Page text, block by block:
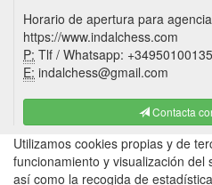
Horario de apertura para
https://www.indalchess.com
P: Tlf / Whatsapp: +34950100135
E: indalchess@gmail.com
Contacta
Utilizamos cookies propias y de
funcionamiento y visualización
así como la recogida de